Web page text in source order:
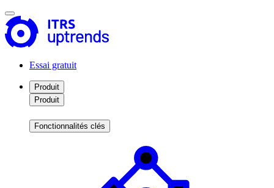
Essai gratuit
Produit
Produit
Fonctionnalités clés